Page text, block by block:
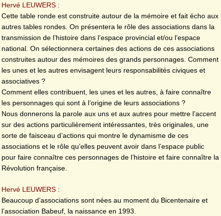
Hervé LEUWERS :
Cette table ronde est construite autour de la mémoire et fait écho aux
autres tables rondes. On présentera le rôle des associations dans la
transmission de l’histoire dans l’espace provincial et/ou l’espace
national. On sélectionnera certaines des actions de ces associations
construites autour des mémoires des grands personnages. Comment
les unes et les autres envisagent leurs responsabilités civiques et
associatives ?
Comment elles contribuent, les unes et les autres, à faire connaître
les personnages qui sont à l’origine de leurs associations ?
Nous donnerons la parole aux uns et aux autres pour mettre l’accent
sur des actions particulièrement intéressantes, très originales, une
sorte de faisceau d’actions qui montre le dynamisme de ces
associations et le rôle qu’elles peuvent avoir dans l’espace public
pour faire connaître ces personnages de l’histoire et faire connaître la
Révolution française.
Hervé LEUWERS :
Beaucoup d’associations sont nées au moment du Bicentenaire et
l’association Babeuf, la naissance en 1993.